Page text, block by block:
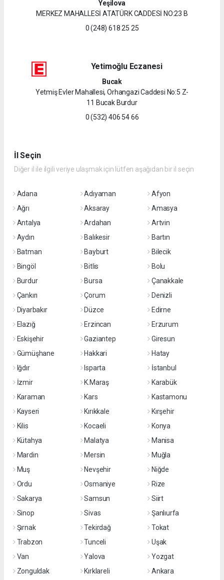
Yeşilova
MERKEZ MAHALLESİ ATATÜRK CADDESİ NO:23 B
0 (248) 618 25 25
Yetimoğlu Eczanesi
Bucak
Yetmiş Evler Mahallesi, Orhangazi Caddesi No:5 Z-
11 Bucak Burdur
0 (532) 406 54 66
İl Seçin
Diğer il ile ilgili veriye ulaşmak için lütfen aşağıdan bir il seçin
Adana Adıyaman
Afyon
Ağrı
Aksaray
Amasya
Antalya
Ardahan
Artvin
Aydın
Balıkesir
Bartın
Batman
Bayburt
Bilecik
Bingöl
Bitlis
Bolu
Burdur
Bursa
Çanakkale
Çankırı
Çorum
Denizli
Diyarbakır
Düzce
Edirne
Elazığ
Erzincan
Erzurum
Eskişehir
Gaziantep
Giresun
Gümüşhane
Hakkari
Hatay
Iğdır
Isparta
İstanbul
İzmir
K.Maraş
Karabük
Karaman
Kars
Kastamonu
Kayseri
Kırıkkale
Kırşehir
Kilis
Kocaeli
Konya
Kütahya
Malatya
Manisa
Mardin
Mersin
Muğla
Muş
Nevşehir
Niğde
Ordu
Osmaniye
Rize
Sakarya
Samsun
Siirt
Sinop
Sivas
Şanlıurfa
Şırnak
Tekirdağ
Tokat
Trabzon
Tunceli
Uşak
Van
Yalova
Yozgat
Zonguldak
Kırklareli Ankara